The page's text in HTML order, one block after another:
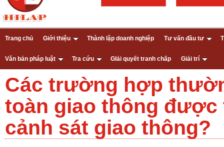
Trang chủ Giới thiệu Thành lập doanh nghiệp Tư vấn đầu tư
Văn bản pháp luật Tra cứu GIải quyết tranh chấp Giải trí
Các trường hợp
toàn giao thông
cảnh sát giao thông?